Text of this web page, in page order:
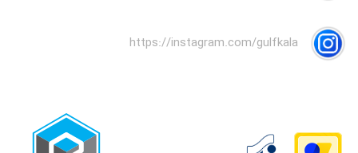
https://instagram.com/gulfkala